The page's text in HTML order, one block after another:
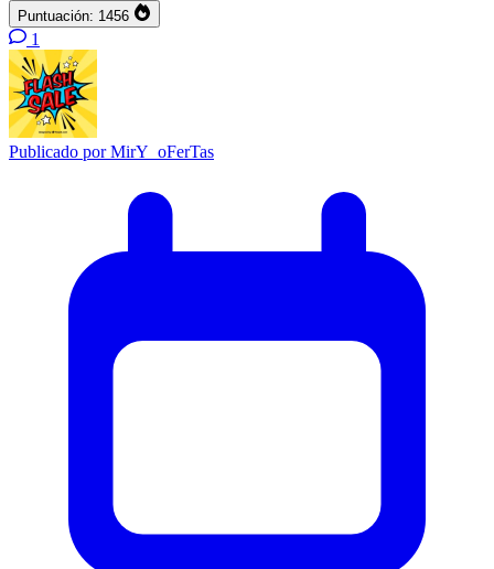
Puntuación: 1456
1
Publicado porMirY_oFerTas